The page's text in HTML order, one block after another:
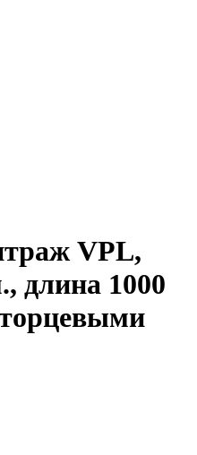
VPL,
длина 1000